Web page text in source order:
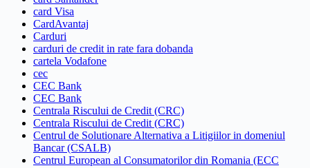
card Visa
CardAvantaj
Carduri
carduri de credit in rate fara dobanda
cartela Vodafone
cec
CEC Bank
CEC Bank
Centrala Riscului de Credit (CRC)
Centrala Riscului de Credit (CRC)
Centrul de Solutionare Alternativa a Litigiilor in domeniul
Bancar (CSALB)
Centrul European al Consumatorilor din Romania (ECC